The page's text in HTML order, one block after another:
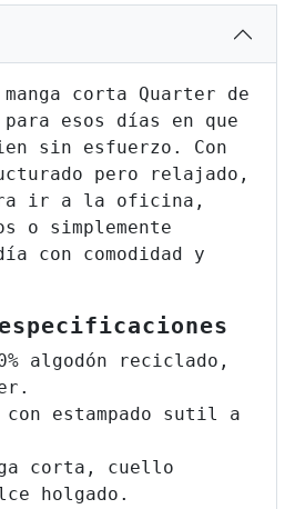
corta Quarter de
esos días en que
sin esfuerzo. Con
pero relajado,
ir a la oficina,
o simplemente
con comodidad y
algodón reciclado,
estampado sutil a
corta, cuello
holgado.